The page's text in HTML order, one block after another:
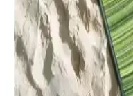
Bu karşılaştırmada Beyaz
arasındaki gözenekli yapı,
farkları verilerle ele alınır;
her iki ürünün avantajları ve
Gölge Alanlarda
Önerileri ile Mekan